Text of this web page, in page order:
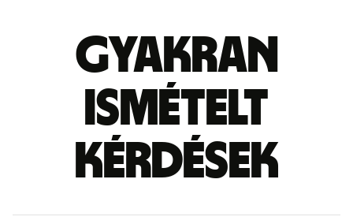
Gyakran
ismételt
kérdések